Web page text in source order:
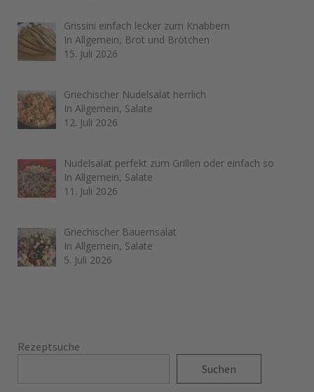
Grissini einfach lecker zum Knabbern
In Allgemein, Brot und Brötchen
15. Juli 2026
Griechischer Nudelsalat herrlich
In Allgemein, Salate
12. Juli 2026
Nudelsalat perfekt zum Grillen oder einfach so
In Allgemein, Salate
11. Juli 2026
Griechischer Bauernsalat
In Allgemein, Salate
5. Juli 2026
Rezeptsuche
Suchen